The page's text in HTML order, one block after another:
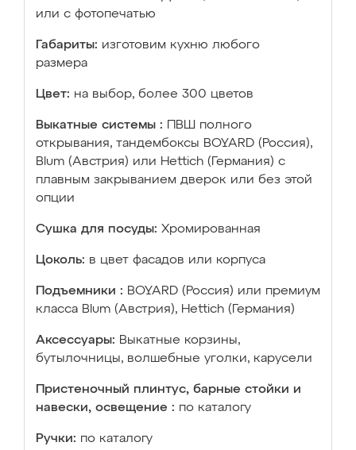
или с фотопечатью
Габариты: изготовим кухню любого
размера
Цвет: на выбор, более 300 цветов
Выкатные системы :
ПВШ полного
открывания, тандембоксы BOYARD (Россия),
Blum (Австрия) или Hettich (Германия) с
плавным закрыванием дверок или без этой
опции
Сушка для посуды: Хромированная
Цоколь: в цвет фасадов или корпуса
Подъемники : BOYARD (Россия) или премиум
класса Blum (Австрия), Hettich (Германия)
Аксессуары: Выкатные корзины,
бутылочницы, волшебные уголки, карусели
Пристеночный плинтус, барные стойки и
навески, освещение : по каталогу
Ручки: по каталогу